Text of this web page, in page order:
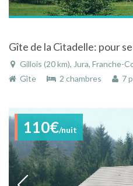
Gillois (20 km), Jura, Franche-
Gîte
2 chambres 7
110€/nuit